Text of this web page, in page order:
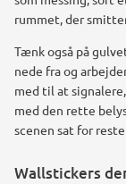
rummet, der
Tænk også på
nede fra og
med til at
med den rette
scenen sat for
Wallstickers